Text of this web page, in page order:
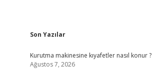
Sidebar
Son Yazılar
Kurutma makinesine kıyafetler nasıl konur ?
Ağustos 7, 2026